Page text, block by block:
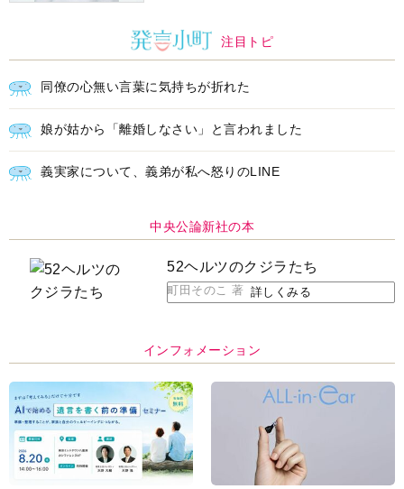
注目トピ
同僚の心無い言葉に気持ちが折れた
娘が姑から「離婚しなさい」と言われました
義実家について、義弟が私へ怒りのLINE
中央公論新社の本
52ヘルツのクジラたち
町田そのこ 著 詳しくみる
インフォメーション